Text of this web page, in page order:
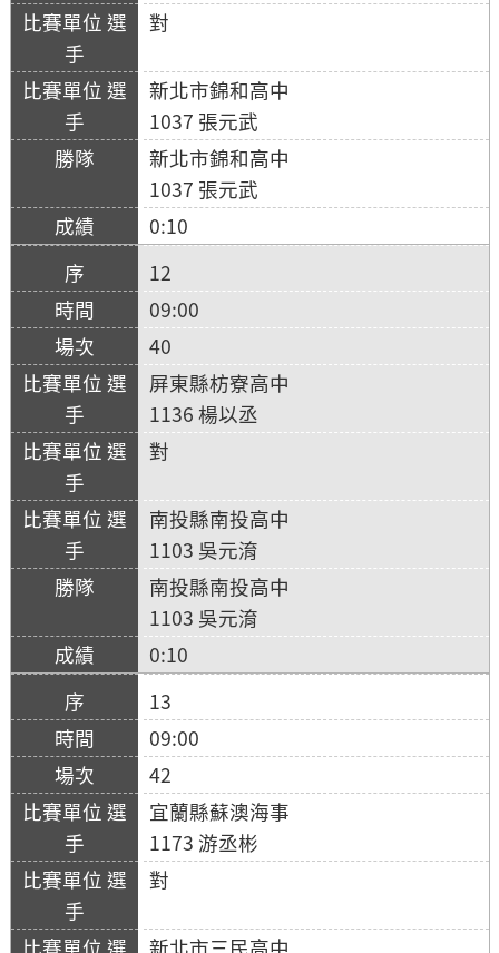
對
新北市錦和高中
1037 張元武
新北市錦和高中
1037 張元武
0:10
12
09:00
40
屏東縣枋寮高中
1136 楊以丞
對
南投縣南投高中
1103 吳元淯
南投縣南投高中
1103 吳元淯
0:10
13
09:00
42
宜蘭縣蘇澳海事
1173 游丞彬
對
新北市三民高中